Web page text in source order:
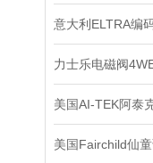
意大利ELTRA编
力士乐电磁阀